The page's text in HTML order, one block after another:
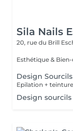
Sila Nails
20, rue du Brill
Design Sourcils
Epilation + teinture
Design